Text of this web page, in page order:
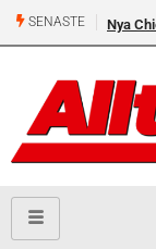
SENASTE Nya